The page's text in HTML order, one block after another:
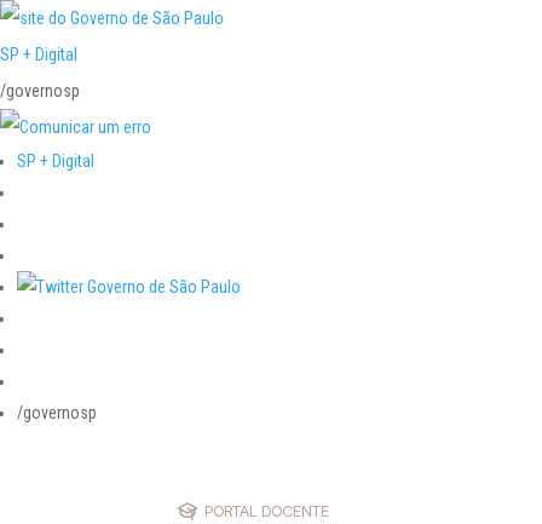
SP + Digital
/governosp
SP + Digital
/governosp
PORTAL DOCENTE